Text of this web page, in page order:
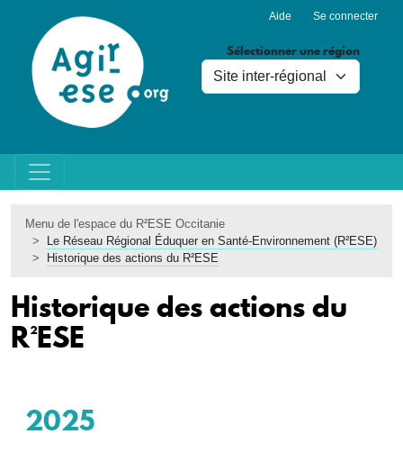
Aller au contenu principal
Aide Se connecter
Sélectionner une région
Menu de l'espace du R²ESE Occitanie
Le Réseau Régional Éduquer en Santé-Environnement (R²ESE)
Historique des actions du R²ESE
Historique des actions du
R²ESE
2025